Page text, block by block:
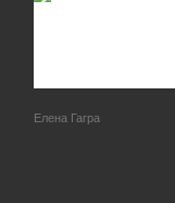
Елена Гагра